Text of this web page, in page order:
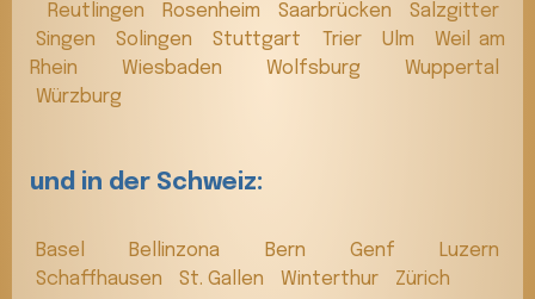
Reutlingen
Rosenheim Saarbrücken
Salzgitter
Singen
Solingen Stuttgart Trier Ulm
Weil am
Rhein
Wiesbaden Wolfsburg
Wuppertal
Würzburg
und in der Schweiz:
Basel Bellinzona Bern Genf
Luzern
Schaffhausen
St. Gallen Winterthur Zürich